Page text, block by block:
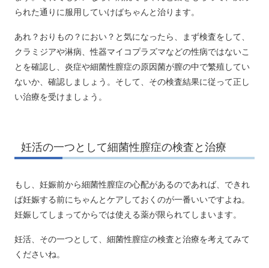
られた通りに服用していけばちゃんと治ります。
あれ？おりもの？におい？と気になったら、まず検査をして、
クラミジアや淋病、性器マイコプラズマなどの性病ではないこ
とを確認し、炎症や細菌性膣症の原因菌が膣の中で繁殖してい
ないか、確認しましょう。そして、その検査結果に従って正し
い治療を受けましょう。
妊活の一つとして細菌性膣症の検査と治療
もし、妊娠前から細菌性膣症の心配があるのであれば、できれ
ば妊娠する前にちゃんとケアしておくのが一番いいですよね。
妊娠してしまってからでは使える薬が限られてしまいます。
妊活、その一つとして、細菌性膣症の検査と治療を考えてみて
くださいね。